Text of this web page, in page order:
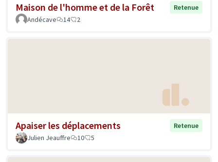
Maison de l'homme et de la Forêt
Retenue
Andécave
14 2
Apaiser les déplacements
Retenue
Julien Jeauffre
10 5